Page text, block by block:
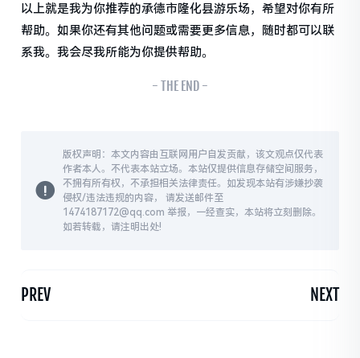
以上就是我为你推荐的承德市隆化县游乐场，希望对你有所
帮助。如果你还有其他问题或需要更多信息，随时都可以联
系我。我会尽我所能为你提供帮助。
- THE END -
版权声明：本文内容由互联网用户自发贡献，该文观点仅代表
作者本人。不代表本站立场。本站仅提供信息存储空间服务，
不拥有所有权，不承担相关法律责任。如发现本站有涉嫌抄袭
侵权/违法违规的内容， 请发送邮件至
1474187172@qq.com 举报，一经查实，本站将立刻删除。
如若转载，请注明出处!
PREV NEXT